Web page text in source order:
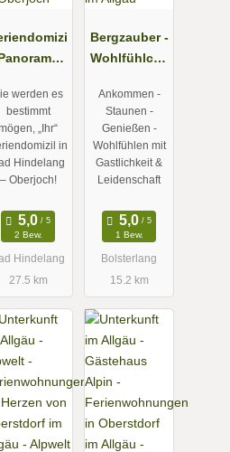
-
ungen in
werden es
bestimmt
„Ihr“
in
Hindelang
– Oberjoch!
2 Bew.
Hindelang
27.5 km
Bergzauber -
Wohlfühlcha
Bolsterlang
Ankommen -
Staunen -
Genießen -
Wohlfühlen mit
Gastlichkeit &
Leidenschaft
1 Bew.
Bolsterlang
15.2 km